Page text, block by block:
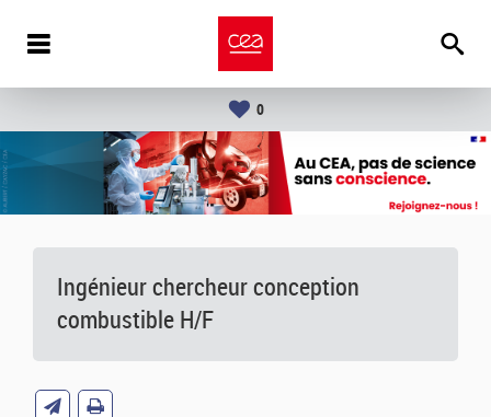
0
Ingénieur chercheur conception
combustible H/F